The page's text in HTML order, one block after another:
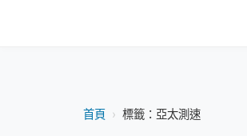
首頁 › 標籤：亞太測速